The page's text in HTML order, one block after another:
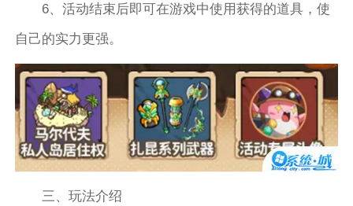
6、活动结束后即可在游戏中使用获得的道具，使
自己的实力更强。
三、玩法介绍